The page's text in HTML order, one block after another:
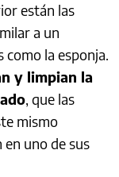
están las
a un
como la esponja.
y limpian la
, que las
mismo
uno de sus